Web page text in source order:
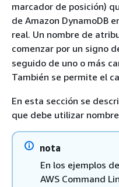
marcador de posición)
de Amazon DynamoDB
real. Un nombre de
comenzar por un signo
seguido de uno o más
También se permite el
En esta sección se
que debe utilizar
nota
En los ejemplos
AWS Command